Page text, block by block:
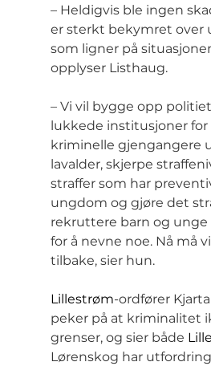
– Heldigvis ble ingen
er sterkt bekymret over
som ligner på
opplyser Listhaug.
– Vi vil bygge opp
lukkede institusjoner
kriminelle gjengangere
lavalder, skjerpe
straffer som har
ungdom og gjøre det
rekruttere barn og
for å nevne noe. Nå må
tilbake, sier hun.
Lillestrøm-ordfører
peker på at kriminalitet
grenser, og sier både
Lørenskog har